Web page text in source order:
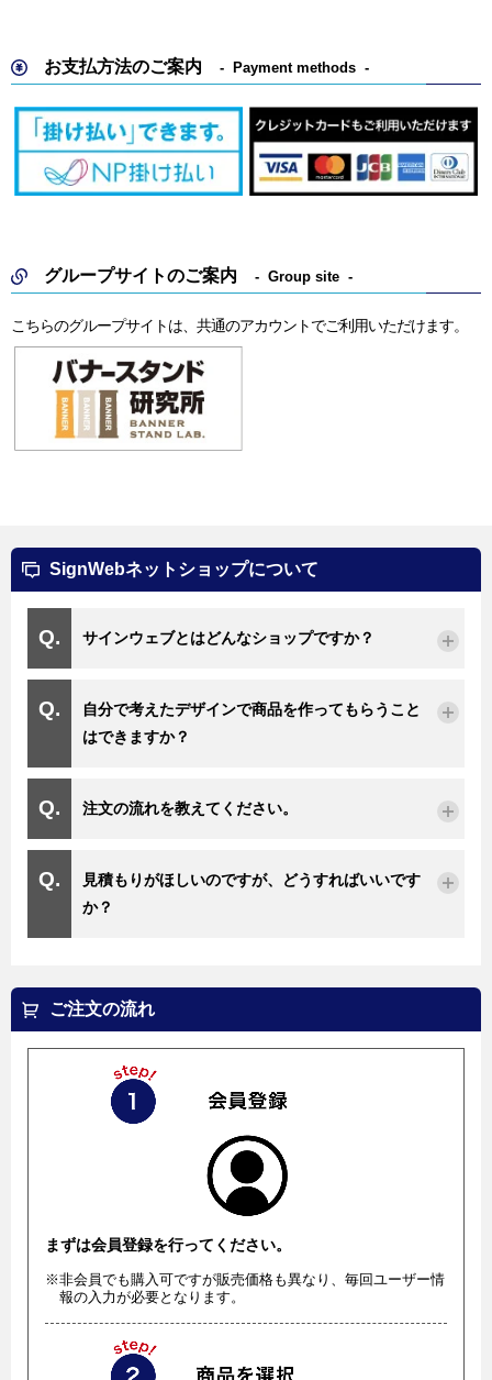
お支払方法のご案内 Payment methods
グループサイトのご案内 Group site
こちらのグループサイトは、共通のアカウントでご利用いただけます。
SignWebネットショップについて
サインウェブとはどんなショップですか？
自分で考えたデザインで商品を作ってもらうこと
はできますか？
注文の流れを教えてください。
見積もりがほしいのですが、どうすればいいです
か？
ご注文の流れ
まずは会員登録を行ってください。
※非会員でも購入可ですが販売価格も異なり、毎回ユーザー情
報の入力が必要となります。